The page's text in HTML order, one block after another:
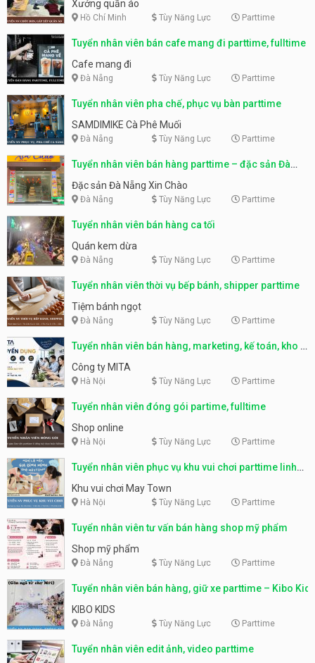
Xưởng quần áo
Hồ Chí Minh Tùy Năng Lực Parttime
Tuyển nhân viên bán cafe mang đi parttime, fulltime
Cafe mang đi
Đà Nẵng Tùy Năng Lực Parttime
Tuyển nhân viên pha chế, phục vụ bàn parttime
SAMDIMIKE Cà Phê Muối
Đà Nẵng Tùy Năng Lực Parttime
Tuyển nhân viên bán hàng parttime – đặc sản Đà
Nẵng
Đặc sản Đà Nẵng Xin Chào
Đà Nẵng Tùy Năng Lực Parttime
Tuyển nhân viên bán hàng ca tối
Quán kem dừa
Đà Nẵng Tùy Năng Lực Parttime
Tuyển nhân viên thời vụ bếp bánh, shipper parttime
Tiệm bánh ngọt
Đà Nẵng Tùy Năng Lực Parttime
Tuyển nhân viên bán hàng, marketing, kế toán, kho –
parttime, fulltime
Công ty MITA
Hà Nội Tùy Năng Lực Parttime
Tuyển nhân viên đóng gói partime, fulltime
Shop online
Hà Nội Tùy Năng Lực Parttime
Tuyển nhân viên phục vụ khu vui chơi parttime linh
động
Khu vui chơi May Town
Hà Nội Tùy Năng Lực Parttime
Tuyển nhân viên tư vấn bán hàng shop mỹ phẩm
Shop mỹ phẩm
Đà Nẵng Tùy Năng Lực Parttime
Tuyển nhân viên bán hàng, giữ xe parttime – Kibo Kid
KIBO KIDS
Đà Nẵng Tùy Năng Lực Parttime
Tuyển nhân viên edit ảnh, video parttime